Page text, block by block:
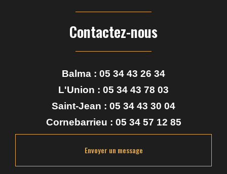
Contactez-nous
Balma : 05 34 43 26 34
L'Union : 05 34 43 78 03
Saint-Jean : 05 34 43 30 04
Cornebarrieu : 05 34 57 12 85
Envoyer un message